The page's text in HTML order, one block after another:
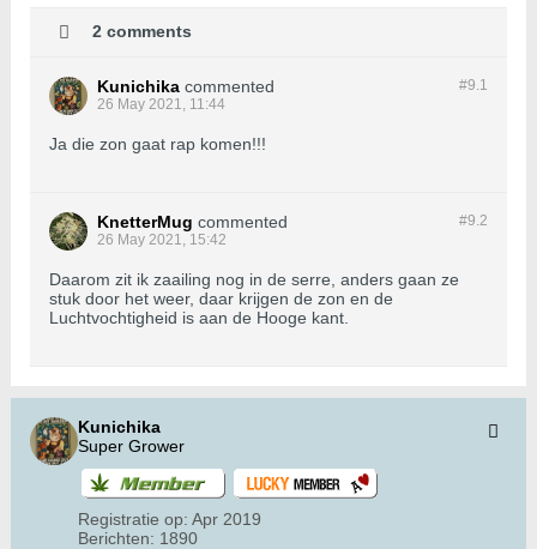
2 comments
#9.1
Kunichika commented
26 May 2021, 11:44
Ja die zon gaat rap komen!!!
#9.2
KnetterMug commented
26 May 2021, 15:42
Daarom zit ik zaailing nog in de serre, anders gaan ze
stuk door het weer, daar krijgen de zon en de
Luchtvochtigheid is aan de Hooge kant.
Kunichika
Super Grower
Registratie op: Apr 2019
Berichten: 1890